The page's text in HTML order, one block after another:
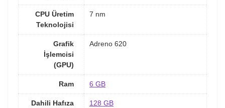
CPU Üretim
Teknolojisi
7 nm
Grafik
İşlemcisi
(GPU)
Adreno 620
Ram 6 GB
Dahili Hafıza 128 GB